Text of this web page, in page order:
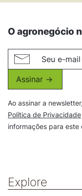
Explore
O agronegócio
Assinar ->
Ao assinar a
Política de Privacidade
informações para este